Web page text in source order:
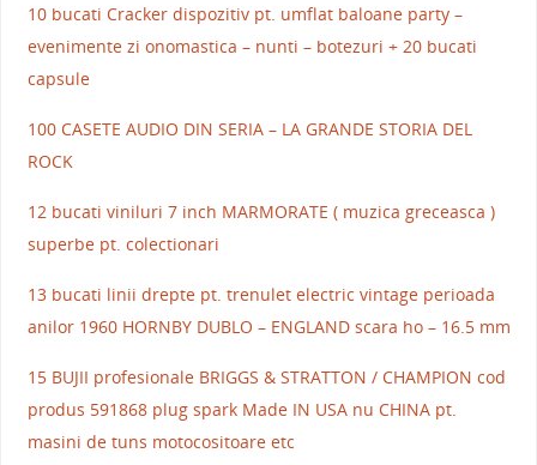
10 bucati Cracker dispozitiv pt. umflat baloane party –
evenimente zi onomastica – nunti – botezuri + 20 bucati
capsule
100 CASETE AUDIO DIN SERIA – LA GRANDE STORIA DEL
ROCK
12 bucati viniluri 7 inch MARMORATE ( muzica greceasca )
superbe pt. colectionari
13 bucati linii drepte pt. trenulet electric vintage perioada
anilor 1960 HORNBY DUBLO – ENGLAND scara ho – 16.5 mm
15 BUJII profesionale BRIGGS & STRATTON / CHAMPION cod
produs 591868 plug spark Made IN USA nu CHINA pt.
masini de tuns motocositoare etc